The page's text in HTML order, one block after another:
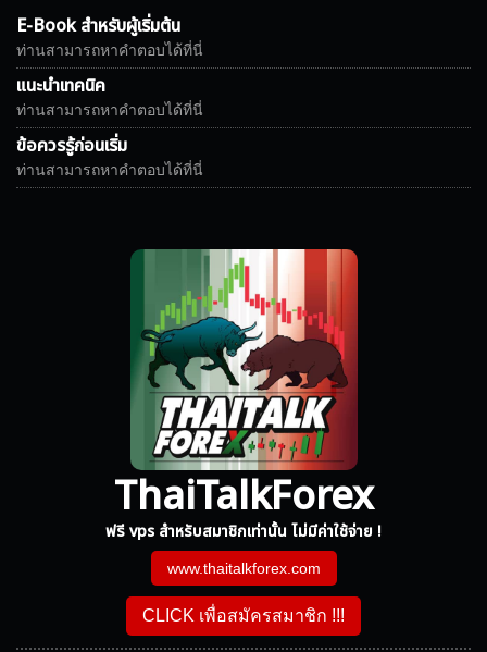
E-Book สำหรับผู้เริ่มต้น
ท่านสามารถหาคำตอบได้ที่นี่
แนะนำเทคนิค
ท่านสามารถหาคำตอบได้ที่นี่
ข้อควรรู้ก่อนเริ่ม
ท่านสามารถหาคำตอบได้ที่นี่
ThaiTalkForex
ฟรี vps สำหรับสมาชิกเท่านั้น ไม่มีค่าใช้จ่าย !
www.thaitalkforex.com
CLICK เพื่อสมัครสมาชิก !!!